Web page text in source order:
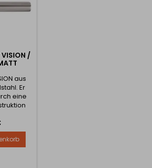
VISION /
aus
Er
eine
aus.
mit
der